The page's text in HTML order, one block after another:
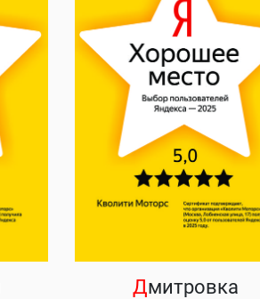
Дмитровка